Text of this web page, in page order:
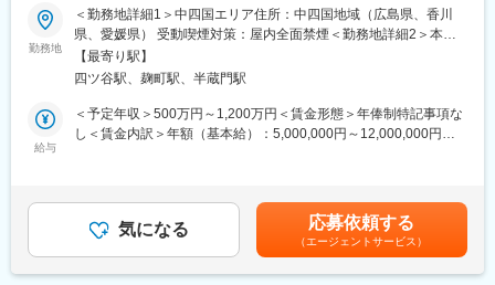
て「医療経営士」の取得を目指していただくことも可能です。
(2)プロジェクトマネジメント体制：プロジェクトマネージャー、
スーパーバイザーが日々の活動をフォローします。定期的な連絡
や面談のほか、必要に応じて素早くバックアップに入るなど、MR
として結果を出せるように万全のサポート体制を整えています。
(3)豊富なプロジェクト数、50社を超える多数の取引メーカー：同
業他社と比較しても、多くのプロジェクト数があり、様々なご経
・入社3年目（MR経験者）28歳：642万（月給＋日当＋住宅手
当）
・入社5年目（MR経験者）33歳：712万（月給＋日当＋住宅手
▽概要
・同社はスイスに本社を置き、世界45か国で事業展開するジョイ
ント・スパイン領域の医療機器メーカーです。
・患者の肉体的負担が少ない、前方最小侵襲手術（AIMS）に強み
を持っています。製品のほか、医師に向けた手技の教育プログラ
ムやAR技術を用いたサポートシステムも提供しており、既にグロ
進めています。
勤務地
＜勤務地詳細1＞中四国エリア住所：中四国地域（広島県、香川
県、愛媛県） 受動喫煙対策：屋内全面禁煙＜勤務地詳細2＞本社
住所：東京都千代田区麹町5-3-5 麹町中田ビル2階勤務地最寄駅：
JR・東京メトロ線／四ツ谷駅受動喫煙対策：屋内全面禁煙変更の
【最寄り駅】
四ツ谷駅、麹町駅、半蔵門駅
給与
＜予定年収＞500万円～1,200万円＜賃金形態＞年俸制特記事項な
し＜賃金内訳＞年額（基本給）：5,000,000円～12,000,000円＜
に、ターゲットボーナスのインセンティブがあります。賃金はあ
くまでも目安の金額であり、選考を通じて上下する可能性があり
ます。月給(月額)は固定手当を含めた表記です。
気になる 応募依頼する
（エージェントサービス）